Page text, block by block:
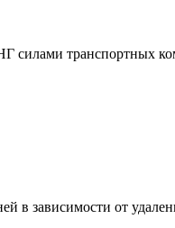
силами транспортных
в зависимости от